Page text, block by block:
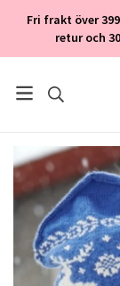
Fri frakt över
retur och